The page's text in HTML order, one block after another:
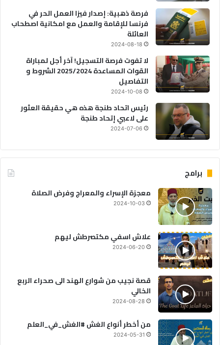
فرصة ذهبية: إصدار فيزا العمل الحر في
فرنسا للإقامة والعمل مع امكانية اصطحاب
العائلة
2024-08-18
لا تفوت فرصة التسجيل! آخر أجل لمباراة
القوات المساعدة 2025/2024 الشروط و
التفاصيل
2024-10-08
رئيس اتحاد طنجة هذه هي حقيقة العثور
على لاعبي إتحاد طنجة
2024-07-06
برامج
معجزة الإسراء والمعراج وفرض الصلاة
2024-10-03
علاش اسفي مكتصرطش ليهم
2024-06-20
قصة نجيب من شوارع الهند الى صحراء الربع
الخالي
2024-08-28
من أخطر أنواع الغش #الغش_في_العلم
2024-05-31